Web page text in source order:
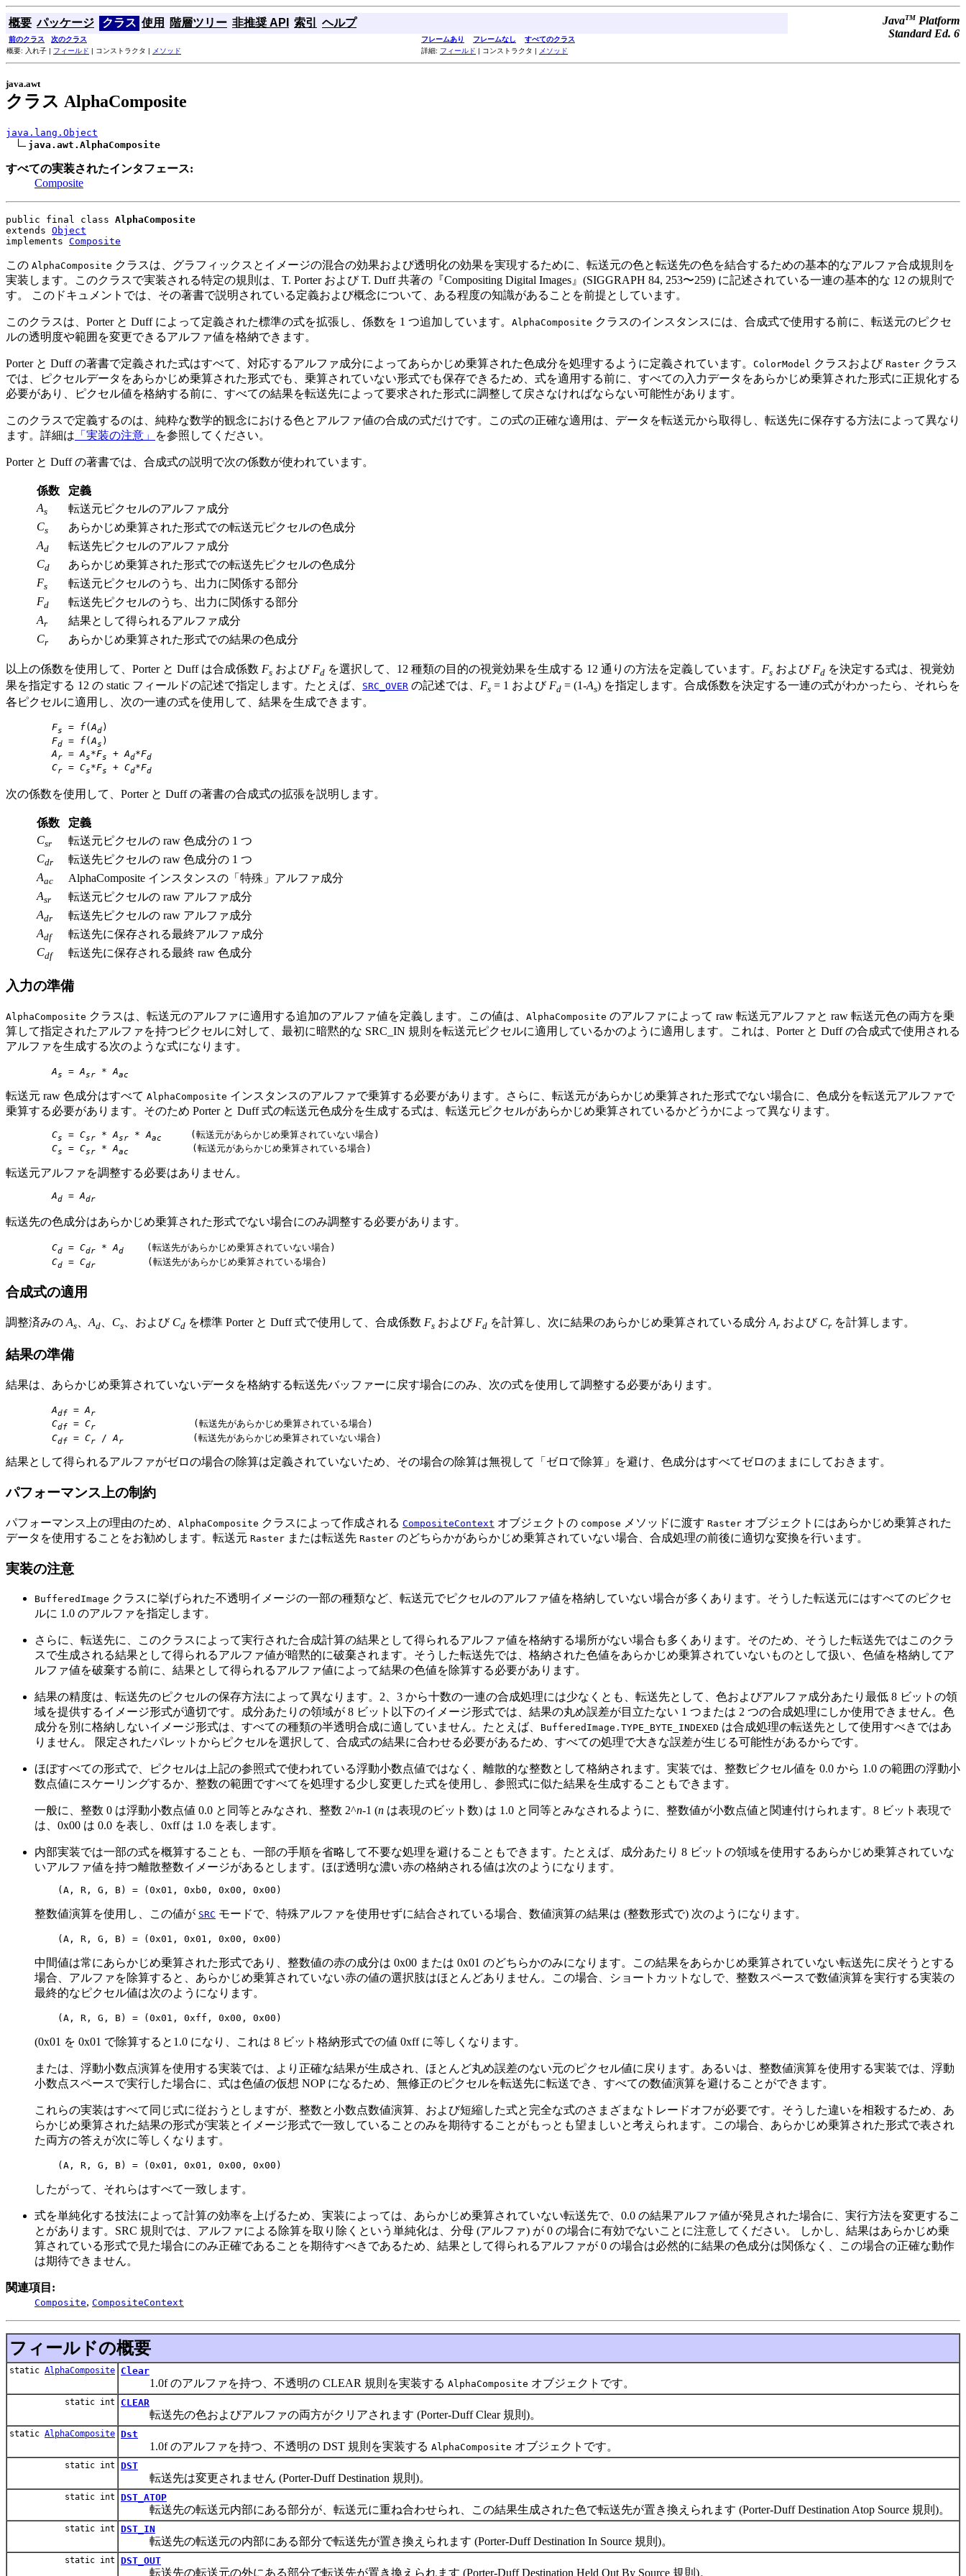
概要 パッケージ クラス 使用 階層ツリー 非推奨 API 索引 ヘルプ JavaTM Platform
Standard Ed. 6
前のクラス 次のクラス フレームあり フレームなし
すべてのクラス
概要: 入れ子 | フィールド | コンストラクタ | メソッド 詳細: フィールド | コンストラクタ | メソッド
java.awt
クラス AlphaComposite
java.lang.Object
java.awt.AlphaComposite
すべての実装されたインタフェース:
Composite
public final class AlphaComposite
extends Object
implements Composite
この AlphaComposite クラスは、グラフィックスとイメージの混合の効果および透明化の効果を実現するために、転送元の色と転送先の色を結合するための基本的なアルファ合成規則を
実装します。このクラスで実装される特定の規則は、T. Porter および T. Duff 共著の『Compositing Digital Images』(SIGGRAPH 84, 253〜259) に記述されている一連の基本的な 12 の規則で
す。 このドキュメントでは、その著書で説明されている定義および概念について、ある程度の知識があることを前提としています。
このクラスは、Porter と Duff によって定義された標準の式を拡張し、係数を 1 つ追加しています。 AlphaComposite クラスのインスタンスには、合成式で使用する前に、転送元のピクセ
ルの透明度や範囲を変更できるアルファ値を格納できます。
Porter と Duff の著書で定義された式はすべて、対応するアルファ成分によってあらかじめ乗算された色成分を処理するように定義されています。 ColorModel クラスおよび Raster クラス
では、ピクセルデータをあらかじめ乗算された形式でも、乗算されていない形式でも保存できるため、式を適用する前に、すべての入力データをあらかじめ乗算された形式に正規化する
必要があり、ピクセル値を格納する前に、すべての結果を転送先によって要求された形式に調整して戻さなければならない可能性があります。
このクラスで定義するのは、純粋な数学的観念における色とアルファ値の合成の式だけです。この式の正確な適用は、データを転送元から取得し、転送先に保存する方法によって異なり
ます。詳細は 「実装の注意」 を参照してください。
Porter と Duff の著書では、合成式の説明で次の係数が使われています。
係数
定義
As
転送元ピクセルのアルファ成分
Cs
あらかじめ乗算された形式での転送元ピクセルの色成分
Ad
転送先ピクセルのアルファ成分
Cd
あらかじめ乗算された形式での転送先ピクセルの色成分
Fs
転送元ピクセルのうち、出力に関係する部分
Fd
転送先ピクセルのうち、出力に関係する部分
Ar
結果として得られるアルファ成分
Cr あらかじめ乗算された形式での結果の色成分
以上の係数を使用して、Porter と Duff は合成係数 Fs および Fd を選択して、12 種類の目的の視覚効果を生成する 12 通りの方法を定義しています。 Fs および Fd を決定する式は、視覚効
果を指定する 12 の static フィールドの記述で指定します。たとえば、
SRC_OVER の記述では、 Fs = 1 および Fd = (1-As) を指定します。合成係数を決定する一連の式がわかったら、それらを
各ピクセルに適用し、次の一連の式を使用して、結果を生成できます。
Fs = f(Ad)
Fd = f( As )
Ar = As*Fs + Ad*Fd
Cr = Cs*Fs + Cd*Fd
次の係数を使用して、Porter と Duff の著書の合成式の拡張を説明します。
係数
定義
Csr
転送元ピクセルの raw 色成分の 1 つ
Cdr
転送先ピクセルの raw 色成分の 1 つ
Aac
AlphaComposite インスタンスの「特殊」アルファ成分
Asr
転送元ピクセルの raw アルファ成分
Adr
転送先ピクセルの raw アルファ成分
Adf
転送先に保存される最終アルファ成分
Cdf 転送先に保存される最終 raw 色成分
入力の準備
AlphaComposite クラスは、転送元のアルファに適用する追加のアルファ値を定義します。この値は、 AlphaComposite のアルファによって raw 転送元アルファと raw 転送元色の両方を乗
算して指定されたアルファを持つピクセルに対して、最初に暗黙的な SRC_IN 規則を転送元ピクセルに適用しているかのように適用します。これは、Porter と Duff の合成式で使用される
アルファを生成する次のような式になります。
As = Asr * Aac
転送元 raw 色成分はすべて AlphaComposite インスタンスのアルファで乗算する必要があります。さらに、転送元があらかじめ乗算された形式でない場合に、色成分を転送元アルファで
乗算する必要があります。そのため Porter と Duff 式の転送元色成分を生成する式は、転送元ピクセルがあらかじめ乗算されているかどうかによって異なります。
Cs = Csr * Asr * Aac
     (転送元があらかじめ乗算されていない場合)
Cs = Csr * Aac
           (転送元があらかじめ乗算されている場合)
転送元アルファを調整する必要はありません。
Ad = Adr
転送先の色成分はあらかじめ乗算された形式でない場合にのみ調整する必要があります。
Cd = Cdr * Ad
    (転送先があらかじめ乗算されていない場合)
Cd = Cdr
         (転送先があらかじめ乗算されている場合)
合成式の適用
調整済みの As Ad Cs 、および Cd を標準 Porter と Duff 式で使用して、合成係数 Fs および Fd を計算し、次に結果のあらかじめ乗算されている成分 Ar および Cr を計算します。
結果の準備
結果は、あらかじめ乗算されていないデータを格納する転送先バッファーに戻す場合にのみ、次の式を使用して調整する必要があります。
Adf = Ar
Cdf = Cr
                 (転送先があらかじめ乗算されている場合)
Cdf = Cr / Ar
            (転送先があらかじめ乗算されていない場合)
結果として得られるアルファがゼロの場合の除算は定義されていないため、その場合の除算は無視して「ゼロで除算」を避け、色成分はすべてゼロのままにしておきます。
パフォーマンス上の制約
パフォーマンス上の理由のため、 AlphaComposite クラスによって作成される CompositeContext オブジェクトの compose メソッドに渡す Raster オブジェクトにはあらかじめ乗算された
データを使用することをお勧めします。転送元 Raster または転送先 Raster のどちらかがあらかじめ乗算されていない場合、合成処理の前後に適切な変換を行います。
実装の注意
BufferedImage クラスに挙げられた不透明イメージの一部の種類など、転送元でピクセルのアルファ値を格納していない場合が多くあります。そうした転送元にはすべてのピクセ
ルに 1.0 のアルファを指定します。
さらに、転送先に、このクラスによって実行された合成計算の結果として得られるアルファ値を格納する場所がない場合も多くあります。そのため、そうした転送先ではこのクラ
スで生成される結果として得られるアルファ値が暗黙的に破棄されます。そうした転送先では、格納された色値をあらかじめ乗算されていないものとして扱い、色値を格納してア
ルファ値を破棄する前に、結果として得られるアルファ値によって結果の色値を除算する必要があります。
結果の精度は、転送先のピクセルの保存方法によって異なります。2、3 から十数の一連の合成処理には少なくとも、転送先として、色およびアルファ成分あたり最低 8 ビットの領
域を提供するイメージ形式が適切です。成分あたりの領域が 8 ビット以下のイメージ形式では、結果の丸め誤差が目立たない 1 つまたは 2 つの合成処理にしか使用できません。色
成分を別に格納しないイメージ形式は、すべての種類の半透明合成に適していません。たとえば、
BufferedImage.TYPE_BYTE_INDEXED は合成処理の転送先として使用すべきではあ
りません。 限定されたパレットからピクセルを選択して、合成式の結果に合わせる必要があるため、すべての処理で大きな誤差が生じる可能性があるからです。
ほぼすべての形式で、ピクセルは上記の参照式で使われている浮動小数点値ではなく、離散的な整数として格納されます。実装では、整数ピクセル値を 0.0 から 1.0 の範囲の浮動小
数点値にスケーリングするか、整数の範囲ですべてを処理する少し変更した式を使用し、参照式に似た結果を生成することもできます。
一般に、整数 0 は浮動小数点値 0.0 と同等とみなされ、整数 2^n-1 (n は表現のビット数) は 1.0 と同等とみなされるように、整数値が小数点値と関連付けられます。8 ビット表現で
は、0x00 は 0.0 を表し、0xff は 1.0 を表します。
内部実装では一部の式を概算することも、一部の手順を省略して不要な処理を避けることもできます。たとえば、成分あたり 8 ビットの領域を使用するあらかじめ乗算されていな
いアルファ値を持つ離散整数イメージがあるとします。ほぼ透明な濃い赤の格納される値は次のようになります。
    (A, R, G, B) = (0x01, 0xb0, 0x00, 0x00)
整数値演算を使用し、この値が SRC モードで、特殊アルファを使用せずに結合されている場合、数値演算の結果は (整数形式で) 次のようになります。
    (A, R, G, B) = (0x01, 0x01, 0x00, 0x00)
中間値は常にあらかじめ乗算された形式であり、整数値の赤の成分は 0x00 または 0x01 のどちらかのみになります。この結果をあらかじめ乗算されていない転送先に戻そうとする
場合、アルファを除算すると、あらかじめ乗算されていない赤の値の選択肢はほとんどありません。この場合、ショートカットなしで、整数スペースで数値演算を実行する実装の
最終的なピクセル値は次のようになります。
    (A, R, G, B) = (0x01, 0xff, 0x00, 0x00)
(0x01 を 0x01 で除算すると1.0 になり、これは 8 ビット格納形式での値 0xff に等しくなります。
または、浮動小数点演算を使用する実装では、より正確な結果が生成され、ほとんど丸め誤差のない元のピクセル値に戻ります。あるいは、整数値演算を使用する実装では、浮動
小数点スペースで実行した場合に、式は色値の仮想 NOP になるため、無修正のピクセルを転送先に転送でき、すべての数値演算を避けることができます。
これらの実装はすべて同じ式に従おうとしますが、整数と小数点数値演算、および短縮した式と完全な式のさまざまなトレードオフが必要です。そうした違いを相殺するため、あ
らかじめ乗算された結果の形式が実装とイメージ形式で一致していることのみを期待することがもっとも望ましいと考えられます。この場合、あらかじめ乗算された形式で表され
た両方の答えが次に等しくなります。
    (A, R, G, B) = (0x01, 0x01, 0x00, 0x00)
したがって、それらはすべて一致します。
式を単純化する技法によって計算の効率を上げるため、実装によっては、あらかじめ乗算されていない転送先で、0.0 の結果アルファ値が発見された場合に、実行方法を変更するこ
とがあります。SRC 規則では、アルファによる除算を取り除くという単純化は、分母 (アルファ) が 0 の場合に有効でないことに注意してください。 しかし、結果はあらかじめ乗
算されている形式で見た場合にのみ正確であることを期待すべきであるため、結果として得られるアルファが 0 の場合は必然的に結果の色成分は関係なく、この場合の正確な動作
は期待できません。
関連項目:
Composite, CompositeContext
フィールドの概要
static AlphaComposite Clear
1.0f のアルファを持つ、不透明の CLEAR 規則を実装する AlphaComposite オブジェクトです。
static int CLEAR
転送先の色およびアルファの両方がクリアされます (Porter-Duff Clear 規則)。
static AlphaComposite Dst
1.0f のアルファを持つ、不透明の DST 規則を実装する AlphaComposite オブジェクトです。
static int DST
転送先は変更されません (Porter-Duff Destination 規則)。
static int DST_ATOP
転送先の転送元内部にある部分が、転送元に重ね合わせられ、この結果生成された色で転送先が置き換えられます (Porter-Duff Destination Atop Source 規則)。
static int DST_IN
転送先の転送元の内部にある部分で転送先が置き換えられます (Porter-Duff Destination In Source 規則)。
static int DST_OUT
転送先の転送元の外にある部分で転送先が置き換えられます (Porter-Duff Destination Held Out By Source 規則)。